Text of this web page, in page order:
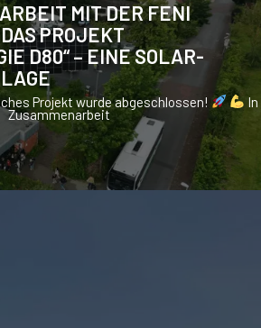
MIT DER FENI
PROJEKT
D80“ – EINE SOLAR-
Projekt wurde abgeschlossen!
In
Zusammenarbeit